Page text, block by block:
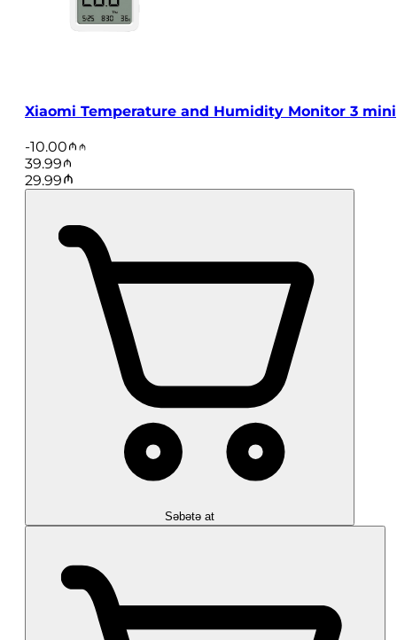
Xiaomi Temperature and Humidity Monitor 3 mini
-10.00
39.99
29.99
Səbətə at